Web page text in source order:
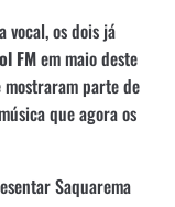
vocal, os dois já
FMem maio deste
mostraram parte de
que agora os
Saquarema